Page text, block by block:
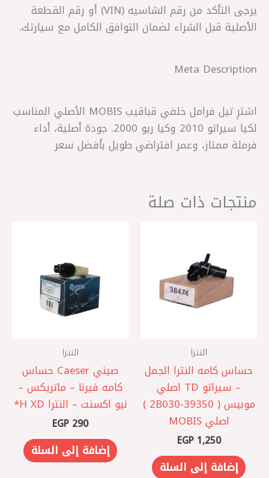
يرجى التأكد من رقم الشاسيه (VIN) أو رقم القطعة
الأصلية قبل الشراء لضمان التوافق الكامل مع سيارتك.
Meta Description
اشترِ تيل فرامل خلفي قباقيب MOBIS الأصلي المناسب
لكيا سيراتو 2010 وكيا ريو 2000. جودة أصلية، أداء
فرملة ممتاز، وعمر افتراضي طويل بأفضل سعر
منتجات ذات صلة
النترا
حساس كامه النترا الجمل
– سيراتو TD اصلي
موبيس ( 2B030-39350 )
اصلي MOBIS
EGP1,250
إضافة إلى السلة
النترا
صيني Caeser حساس
كامه فيرنا – ماتريكس –
نيو اكسنت – النترا XD ‏H*
EGP 290
إضافة إلى السلة